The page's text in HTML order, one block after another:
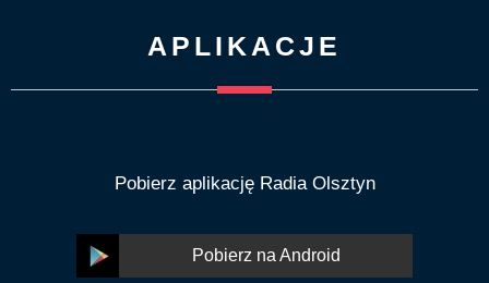
APLIKACJE
Pobierz aplikację Radia Olsztyn
Pobierz na Android